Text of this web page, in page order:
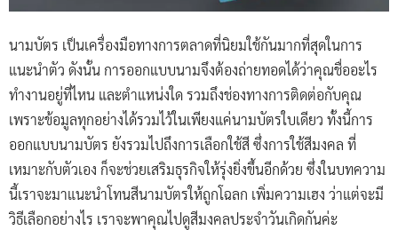
นามบัตร เป็นเครื่องมือทางการตลาดที่นิยมใช้กันมากที่สุดในการ
แนะนำตัว ดังนั้น การออกแบบนามจึงต้องถ่ายทอดได้ว่าคุณชื่ออะไร
ทำงานอยู่ที่ไหน และตำแหน่งใด รวมถึงช่องทางการติดต่อกับคุณ
เพราะข้อมูลทุกอย่างได้รวมไว้ในเพียงแค่นามบัตรใบเดียว ทั้งนี้การ
ออกแบบนามบัตร ยังรวมไปถึงการเลือกใช้สี ซึ่งการใช้สีมงคล ที่
เหมาะกับตัวเอง ก็จะช่วยเสริมธุรกิจให้รุ่งยิ่งขึ้นอีกด้วย ซึ่งในบทความ
นี้เราจะมาแนะนำโทนสีนามบัตรให้ถูกโฉลก เพิ่มความเฮง ว่าแต่จะมี
วิธีเลือกอย่างไร เราจะพาคุณไปดูสีมงคลประจำวันเกิดกันค่ะ